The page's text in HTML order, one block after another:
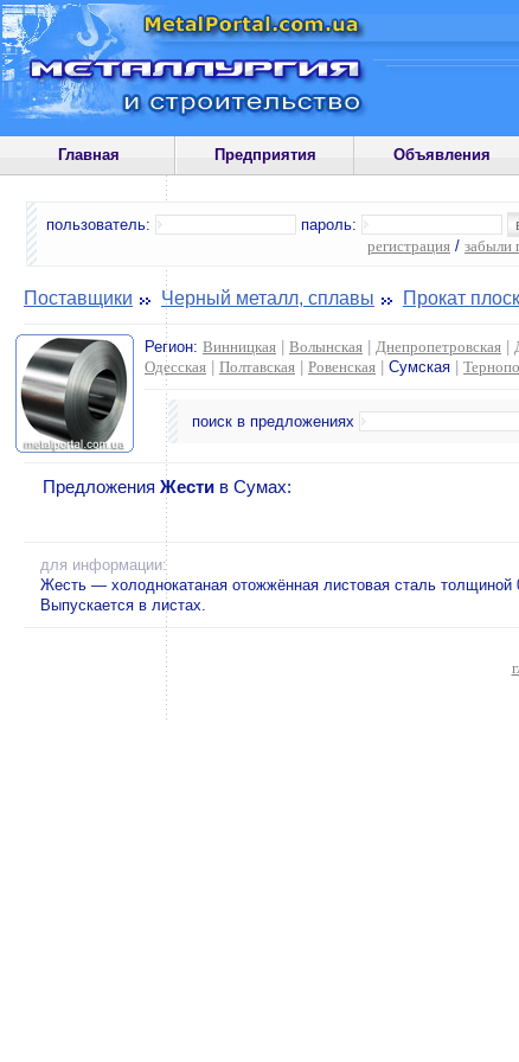
Главная Предприятия Объявления
пользователь:
пароль:
регистрация / забыли
Поставщики Черный металл, сплавы Прокат
Регион: Винницкая Волынская Днепропетровская
Одесская
Полтавская Ровенская Сумская
поиск в предложениях
Предложения Жести в Сумах:
для информации:
Жесть — холоднокатаная отожжённая листовая сталь
Выпускается в листах.